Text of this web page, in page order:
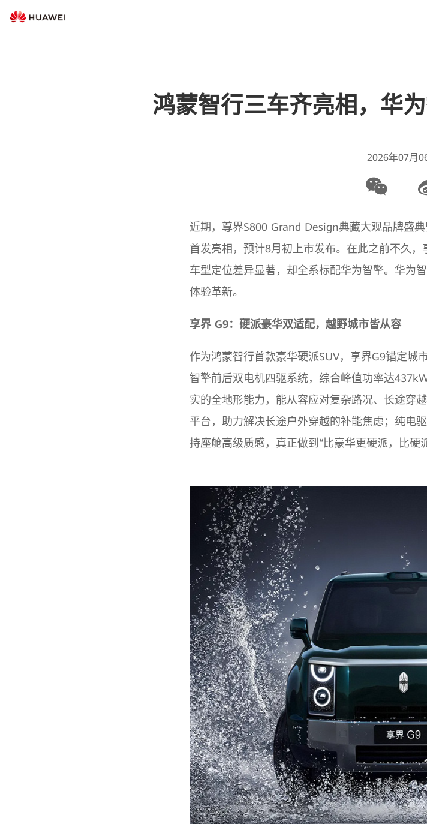
鸿蒙智行三车齐亮相，华
2026年07月
近期，尊界S800 Grand Design典藏大观品牌盛
首发亮相，预计8月初上市发布。在此之前不久
车型定位差异显著，却全系标配华为智擎。华为
体验革新。
享界 G9：硬派豪华双适配，越野城市皆从容
作为鸿蒙智行首款豪华硬派SUV，享界G9锚定城
智擎前后双电机四驱系统，综合峰值功率达
实的全地形能力，能从容应对复杂路况、长途穿
平台，助力解决长途户外穿越的补能焦虑；纯电
持座舱高级质感，真正做到“比豪华更硬派，比硬